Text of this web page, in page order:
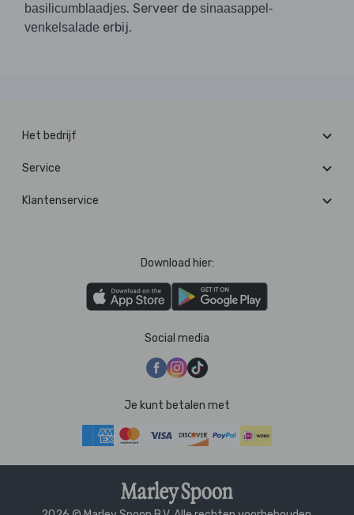
basilicumblaadjes. Serveer de sinaasappel-
venkelsalade erbij.
Het bedrijf
Service
Klantenservice
Download hier:
Social media
Je kunt betalen met